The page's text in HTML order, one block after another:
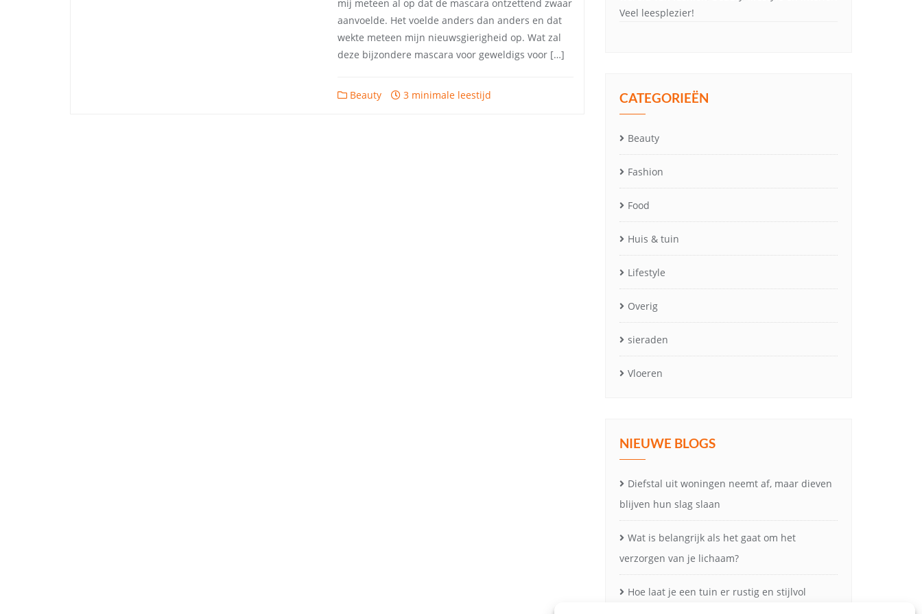
mij meteen al op dat de mascara ontzettend zwaar
aanvoelde. Het voelde anders dan anders en dat
wekte meteen mijn nieuwsgierigheid op. Wat zal
deze bijzondere mascara voor geweldigs voor […]
Beauty 3 minimale leestijd
Veel leesplezier!
CATEGORIEËN
Beauty
Fashion
Food
Huis & tuin
Lifestyle
Overig
sieraden
Vloeren
NIEUWE BLOGS
Diefstal uit woningen neemt af, maar dieven
blijven hun slag slaan
Wat is belangrijk als het gaat om het
verzorgen van je lichaam?
Hoe laat je een tuin er rustig en stijlvol